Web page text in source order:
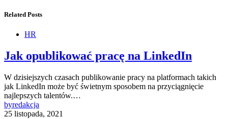
Related Posts
HR
Jak opublikować pracę na LinkedIn
W dzisiejszych czasach publikowanie pracy na platformach takich
jak LinkedIn może być świetnym sposobem na przyciągnięcie
najlepszych talentów.…
byredakcja
25 listopada, 2021